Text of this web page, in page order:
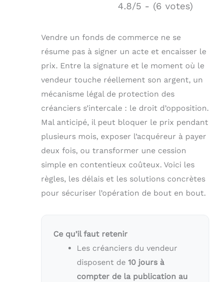
4.8/5 - (6 votes)
Vendre un fonds de commerce ne se
résume pas à signer un acte et encaisser le
prix. Entre la signature et le moment où le
vendeur touche réellement son argent, un
mécanisme légal de protection des
créanciers s’intercale : le droit d’opposition.
Mal anticipé, il peut bloquer le prix pendant
plusieurs mois, exposer l’acquéreur à payer
deux fois, ou transformer une cession
simple en contentieux coûteux. Voici les
règles, les délais et les solutions concrètes
pour sécuriser l’opération de bout en bout.
Ce qu’il faut retenir
Les créanciers du vendeur
disposent de 10 jours à
compter de la publication au